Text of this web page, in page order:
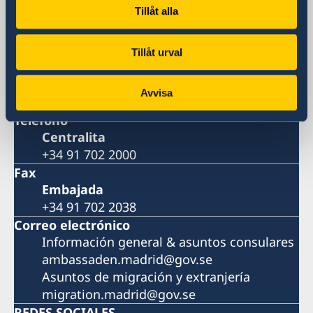
Tillåt alla
Tillåt urval
Avvisa
Calle Caracas 25
Dirección postal
Teléfono
Centralita
+34 91 702 2000
Fax
Embajada
+34 91 702 2038
Correo electrónico
Información general & asuntos consulares
ambassaden.madrid@gov.se
Asuntos de migración y extranjería
migration.madrid@gov.se